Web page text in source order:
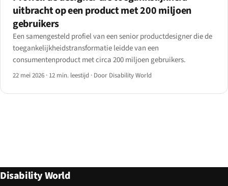
uitbracht op een product met 200 miljoen
gebruikers
Een samengesteld profiel van een senior productdesigner die de
toegankelijkheidstransformatie leidde van een
consumentenproduct met circa 200 miljoen gebruikers.
22 mei 2026 · 12 min. leestijd · Door Disability World
Disability World